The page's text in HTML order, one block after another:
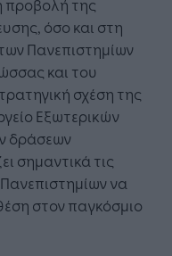
προβολή της
όσο και στη
Πανεπιστημίων
και του
σχέση της
Εξωτερικών
δράσεων
σημαντικά τις
να
στον παγκόσμιο